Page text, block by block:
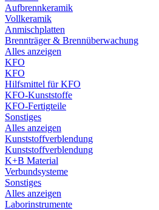
Aufbrennkeramik
Vollkeramik
Anmischplatten
Brennträger & Brennüberwachung
Alles anzeigen
KFO
KFO
Hilfsmittel für KFO
KFO-Kunststoffe
KFO-Fertigteile
Sonstiges
Alles anzeigen
Kunststoffverblendung
Kunststoffverblendung
K+B Material
Verbundsysteme
Sonstiges
Alles anzeigen
Laborinstrumente